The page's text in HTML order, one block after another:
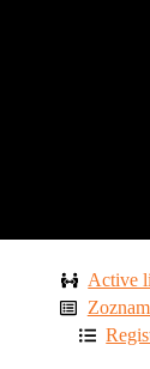
Active